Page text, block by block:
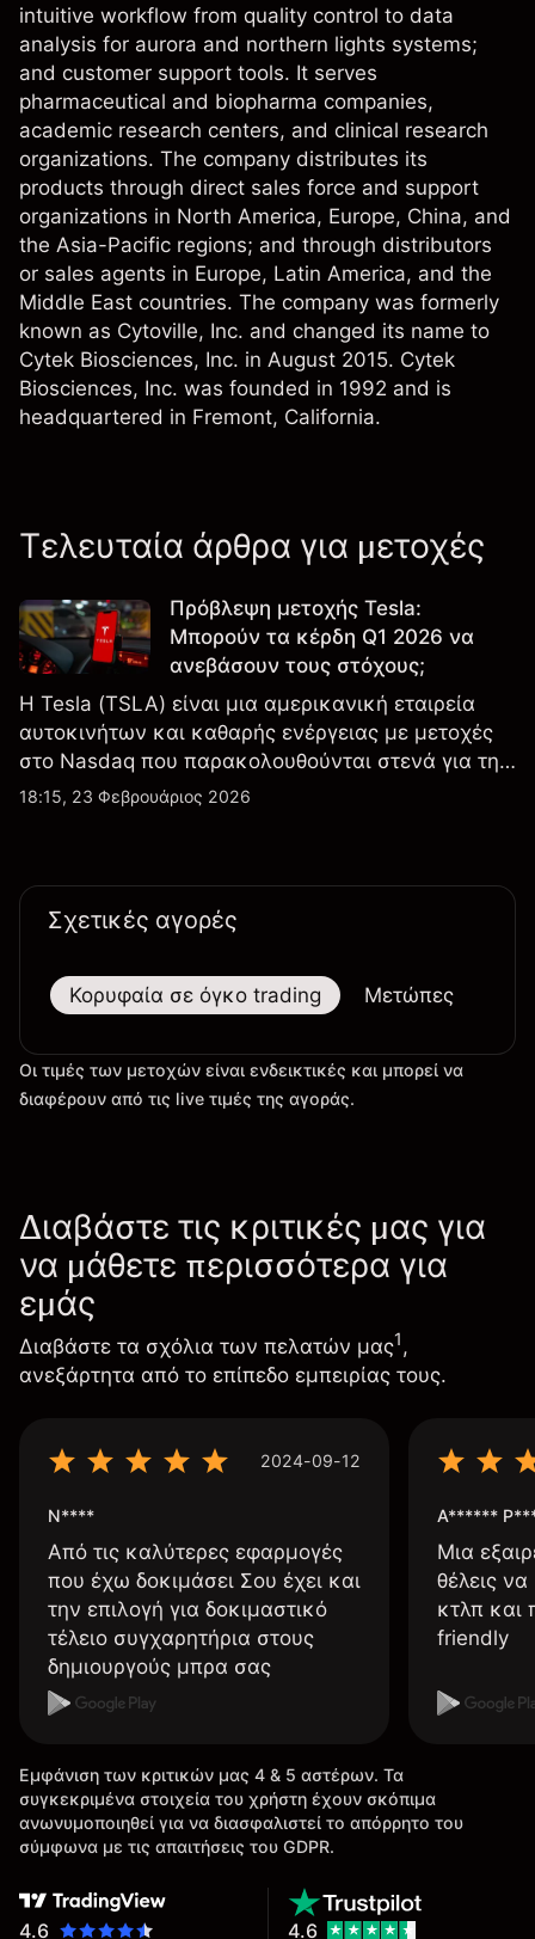
intuitive workflow from quality control to data
analysis for aurora and northern lights systems;
and customer support tools. It serves
pharmaceutical and biopharma companies,
academic research centers, and clinical research
organizations. The company distributes its
products through direct sales force and support
organizations in North America, Europe, China, and
the Asia-Pacific regions; and through distributors
or sales agents in Europe, Latin America, and the
Middle East countries. The company was formerly
known as Cytoville, Inc. and changed its name to
Cytek Biosciences, Inc. in August 2015. Cytek
Biosciences, Inc. was founded in 1992 and is
headquartered in Fremont, California.
Τελευταία άρθρα για μετοχές
Πρόβλεψη μετοχής Tesla:
Μπορούν τα κέρδη Q1 2026 να
ανεβάσουν τους στόχους;
Η Tesla (TSLA) είναι μια αμερικανική εταιρεία
αυτοκινήτων και καθαρής ενέργειας με μετοχές
στο Nasdaq που παρακολουθούνται στενά για την
απόδοση κερδών, τα δεδομένα παραδόσεων και
18:15, 23 Φεβρουάριος 2026
Σχετικές αγορές
Κορυφαία σε όγκο trading Μετώπες
Οι τιμές των μετοχών είναι ενδεικτικές και μπορεί να
διαφέρουν από τις live τιμές της αγοράς.
Διαβάστε τις κριτικές μας για
να μάθετε περισσότερα για
εμάς
Διαβάστε τα σχόλια των πελατών μας1,
ανεξάρτητα από το επίπεδο εμπειρίας τους.
2024-09-12
N****
Από τις καλύτερες εφαρμογές
που έχω δοκιμάσει Σου έχει και
την επιλογή για δοκιμαστικό
τέλειο συγχαρητήρια στους
δημιουργούς μπρα σας
A******
Μια
θέλεις
κτλπ και
friendly
Εμφάνιση των κριτικών μας 4 & 5 αστέρων. Τα
συγκεκριμένα στοιχεία του χρήστη έχουν σκόπιμα
ανωνυμοποιηθεί για να διασφαλιστεί το απόρρητο του
σύμφωνα με τις απαιτήσεις του GDPR.
4.6 4.6